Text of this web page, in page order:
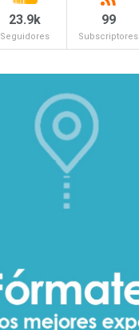
23.9k
Seguidores
99
Subscriptores